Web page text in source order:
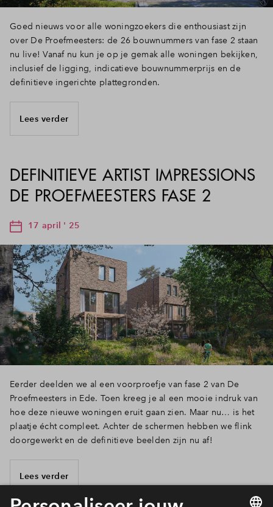
Goed nieuws voor alle woningzoekers die enthousiast zijn
over De Proefmeesters: de 26 bouwnummers van fase 2 staan
nu live! Vanaf nu kun je op je gemak alle woningen bekijken,
inclusief de ligging, indicatieve bouwnummerprijs en de
definitieve ingerichte plattegronden.
Lees verder
DEFINITIEVE ARTIST IMPRESSIONS
DE PROEFMEESTERS FASE 2
17 april ' 25
Eerder deelden we al een voorproefje van fase 2 van De
Proefmeesters in Ede. Toen kreeg je al een mooie indruk van
hoe deze nieuwe woningen eruit gaan zien. Maar nu… is het
plaatje écht compleet. Achter de schermen hebben we flink
doorgewerkt en de definitieve beelden zijn nu af!
Lees verder